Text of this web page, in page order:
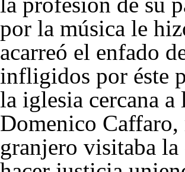
por la música le
acarreó el enfado
infligidos por éste
la iglesia cercana
Domenico
granjero visitaba